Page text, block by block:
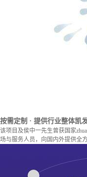
按需定制 · 提供行业整体凯
该项目及侯中一先生曾获国家
场与服务人员，向国内外提供全